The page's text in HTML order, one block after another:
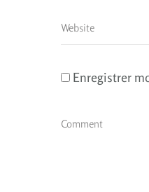
Enregistrer